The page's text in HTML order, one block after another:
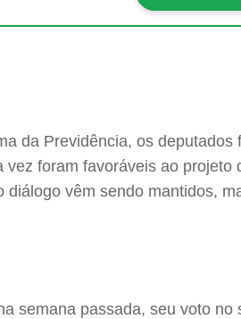
da Previdência, os deputados
foram favoráveis ao
diálogo vêm sendo mantidos,
semana passada, seu voto